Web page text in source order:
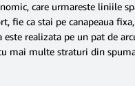
care urmareste liniile
fie ca stai pe canapeaua
este realizata pe un pat de
mai multe straturi din